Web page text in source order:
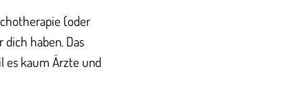
(oder
haben. Das
es kaum Ärzte und